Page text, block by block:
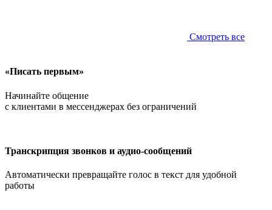
Смотреть все
«Писать первым»
Начинайте общение
с клиентами в мессенджерах без ограничений
Транскрипция звонков и аудио-сообщений
Автоматически превращайте голос в текст для удобной
работы